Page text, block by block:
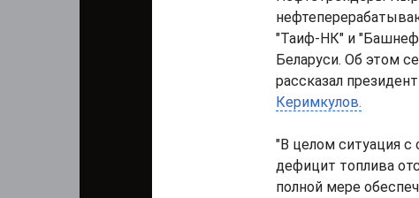
"Таиф-НК" и
Беларуси. Об этом
рассказал
Керимкулов.
"В целом ситуация
дефицит топлива
полной мере